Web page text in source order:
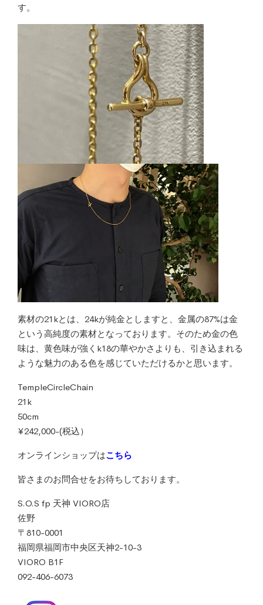
す。
素材の21kとは、24kが純金としますと、金属の87%は金
という高純度の素材となっております。そのため金の色
味は、黄色味が強くk18の華やかさよりも、引き込まれる
ような魅力のある色を感じていただけるかと思います。
TempleCircleChain
21k
50cm
¥242,000-(税込）
オンラインショップはこちら
皆さまのお問合せをお待ちしております。
S.O.S fp 天神 VIORO店
佐野
〒810-0001
福岡県福岡市中央区天神2-10-3
VIORO B1F
092-406-6073